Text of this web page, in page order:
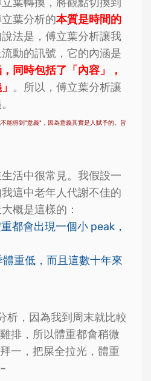
葉分析的本質是時間的
法是，傅立葉分析讓我
動的訊號，它的內涵是
同時包括了「內容」，
。所以，傅立葉分析讓
能得到"意義"，因為意義其實是人賦予的。旨
中很常見。我假設一
這中老年人代謝不佳的
概是這樣的：
都會出現一個小 peak，
重低，而且這數十年來
析，因為我到周末就比較
排，所以體重都會稍微
一，把屎全拉光，體重